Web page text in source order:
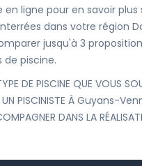
en ligne pour en savoir plus
dans votre région
jusqu'à 3
piscine.
DE PISCINE QUE VOUS
UN PISCINISTE À Guyans-
DANS LA